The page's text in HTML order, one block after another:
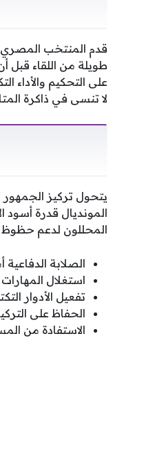
قدم المنتخب المصري
طويلة من اللقاء قبل
على التحكيم والأداء
لا تنسى في ذاكرة
يتحول تركيز الجمهور
المونديال قدرة
المحللون لدعم حظوظ
الصلابة
استغلال
تفعيل الأدوار
الحفاظ على
الاستفادة من